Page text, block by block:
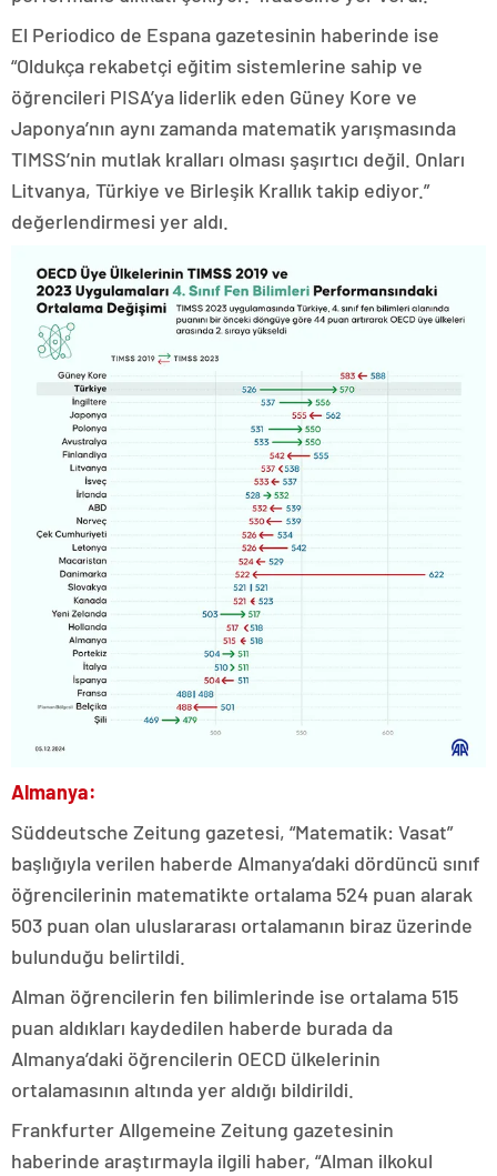
El Periodico de Espana gazetesinin haberinde ise
“Oldukça rekabetçi eğitim sistemlerine sahip ve
öğrencileri PISA’ya liderlik eden Güney Kore ve
Japonya’nın aynı zamanda matematik yarışmasında
TIMSS’nin mutlak kralları olması şaşırtıcı değil. Onları
Litvanya, Türkiye ve Birleşik Krallık takip ediyor.”
değerlendirmesi yer aldı.
Almanya:
Süddeutsche Zeitung gazetesi, “Matematik: Vasat”
başlığıyla verilen haberde Almanya’daki dördüncü sınıf
öğrencilerinin matematikte ortalama 524 puan alarak
503 puan olan uluslararası ortalamanın biraz üzerinde
bulunduğu belirtildi.
Alman öğrencilerin fen bilimlerinde ise ortalama 515
puan aldıkları kaydedilen haberde burada da
Almanya’daki öğrencilerin OECD ülkelerinin
ortalamasının altında yer aldığı bildirildi.
Frankfurter Allgemeine Zeitung gazetesinin
haberinde araştırmayla ilgili haber, “Alman ilkokul